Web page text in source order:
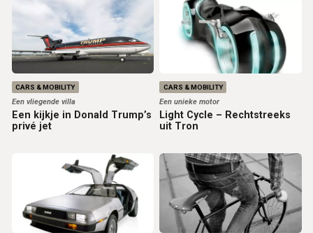
CARS & MOBILITY
Een vliegende villa
Een kijkje in Donald Trump’s
privé jet
CARS & MOBILITY
Een unieke motor
Light Cycle – Rechtstreeks
uit Tron